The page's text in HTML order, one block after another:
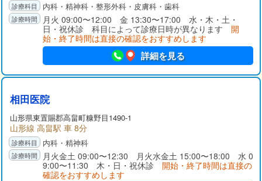
内科・精神科・整形外科・皮膚科・歯科
月火 09:00〜12:00 金 13:30〜17:00 水・木・土・
日・祝休診 科目によって診療日時が異なります 開
始・終了時間は直接の確認をおすすめします
詳細を見る
相田医院
山形県東置賜郡高畠町糠野目1490-1
山形線 高畠駅 車 8分
内科・精神科
月火金土 09:00〜12:30 月火水金土 15:00〜18:00 水 0
9:00〜11:30 木・日・祝休診 開始・終了時間は直接の
確認をおすすめします